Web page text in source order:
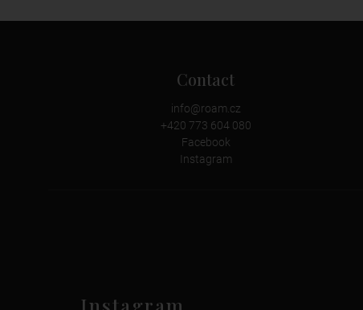
Contact
info@roam.cz
+420 773 604 080
Facebook
Instagram